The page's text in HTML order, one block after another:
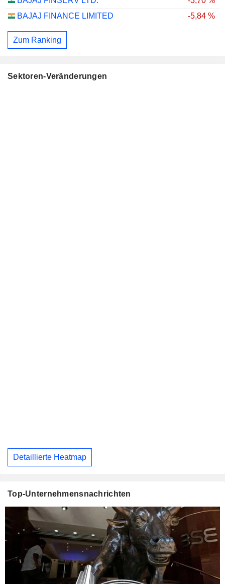
BAJAJ FINANCE LIMITED
-5,84 %
Zum Ranking
Sektoren-Veränderungen
Detaillierte Heatmap
Top-Unternehmensnachrichten